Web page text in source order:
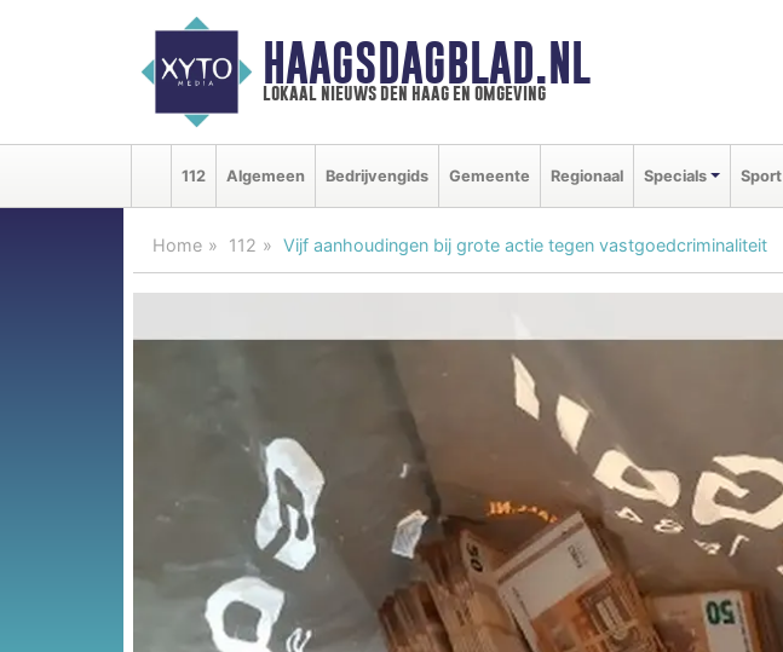
HAAGSDAGBLAD.NL
lokaal nieuws den haag en omgeving
112 Algemeen Bedrijvengids Gemeente Regionaal Specials Sport
Home 112 Vijf aanhoudingen bij grote actie tegen vastgoedcriminaliteit